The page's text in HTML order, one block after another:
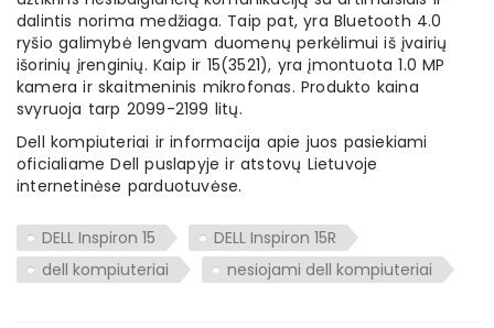
dalintis norima medžiaga. Taip pat, yra Bluetooth 4.0
ryšio galimybė lengvam duomenų perkėlimui iš įvairių
išorinių įrenginių. Kaip ir 15(3521), yra įmontuota 1.0 MP
kamera ir skaitmeninis mikrofonas. Produkto kaina
svyruoja tarp 2099-2199 litų.
Dell kompiuteriai ir informacija apie juos pasiekiami
oficialiame Dell puslapyje ir atstovų Lietuvoje
internetinėse parduotuvėse.
DELL Inspiron 15
DELL Inspiron 15R
dell kompiuteriai
nesiojami dell kompiuteriai